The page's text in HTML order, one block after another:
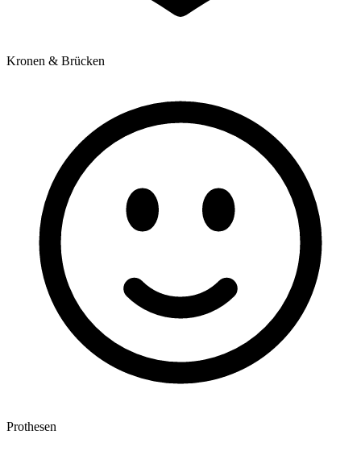
Kronen & Brücken
Prothesen